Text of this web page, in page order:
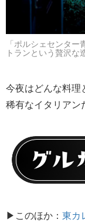
「ポルシェセンタ
トランという贅沢な
今夜はどんな料理
稀有なイタリアン
▶このほか： 東カ